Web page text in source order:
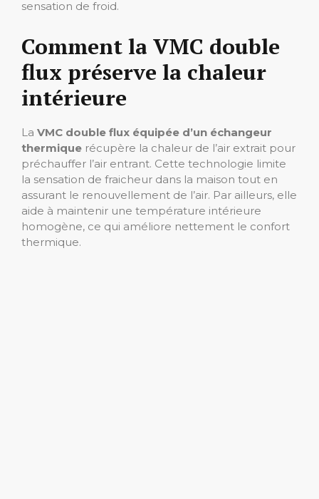
sensation de froid.
Comment la VMC double
flux préserve la chaleur
intérieure
La VMC double flux équipée d’un échangeur
thermique récupère la chaleur de l’air extrait pour
préchauffer l’air entrant. Cette technologie limite
la sensation de fraicheur dans la maison tout en
assurant le renouvellement de l’air. Par ailleurs, elle
aide à maintenir une température intérieure
homogène, ce qui améliore nettement le confort
thermique.